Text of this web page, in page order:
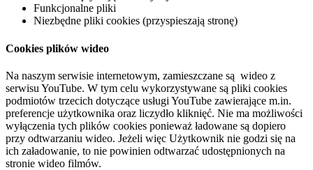
Funkcjonalne pliki
Niezbędne pliki cookies (przyspieszają stronę)
Cookies plików wideo
Na naszym serwisie internetowym, zamieszczane są wideo z
serwisu YouTube. W tym celu wykorzystywane są pliki cookies
podmiotów trzecich dotyczące usługi YouTube zawierające m.in.
preferencje użytkownika oraz liczydło kliknięć. Nie ma możliwości
wyłączenia tych plików cookies ponieważ ładowane są dopiero
przy odtwarzaniu wideo. Jeżeli więc Użytkownik nie godzi się na
ich załadowanie, to nie powinien odtwarzać udostępnionych na
stronie wideo filmów.